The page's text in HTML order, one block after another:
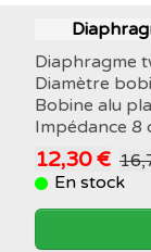
Diaphragme
Diamètre
Bobine alu
Impédance 8
12,30 €
En stock